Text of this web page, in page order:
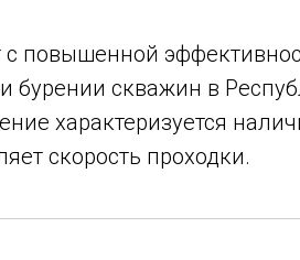
с повышенной
бурении скважин в
характеризуется
скорость проходки.